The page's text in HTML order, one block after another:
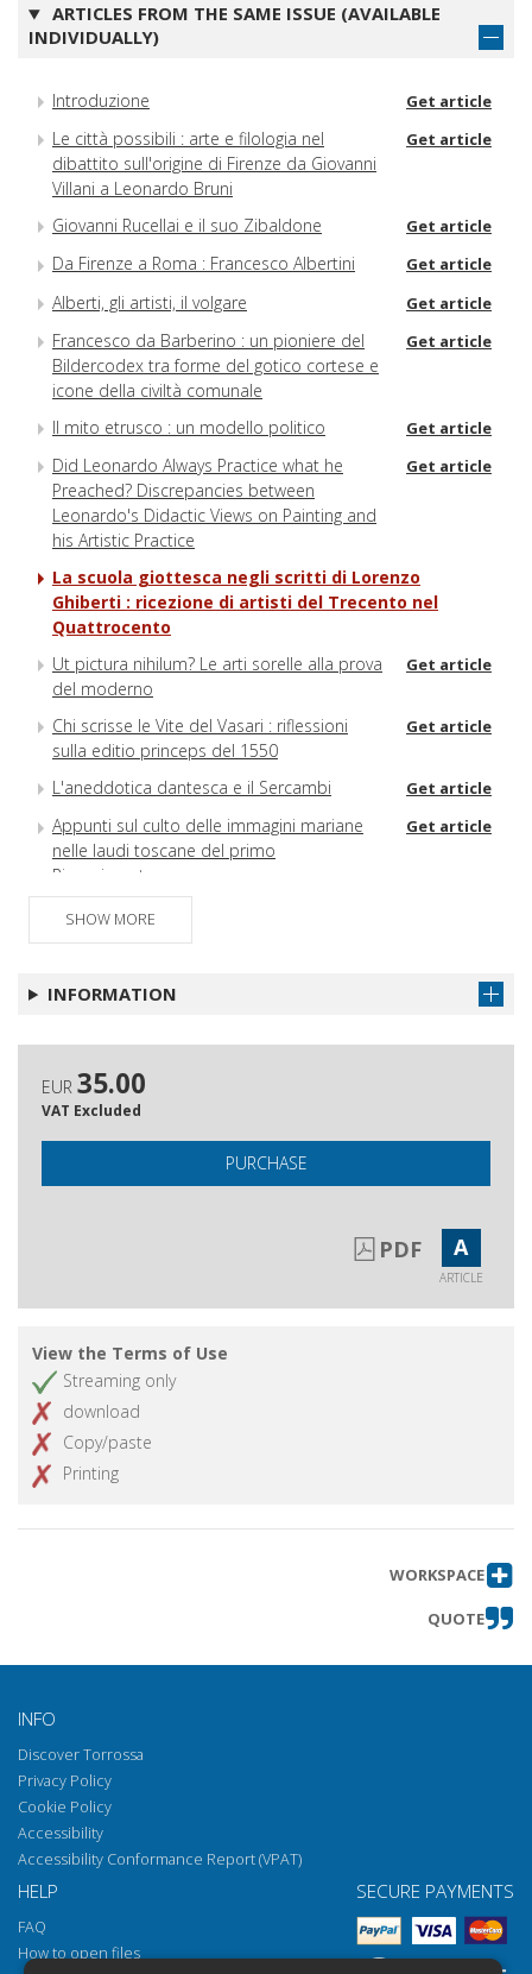
ARTICLES FROM THE SAME ISSUE (AVAILABLE
INDIVIDUALLY)
Introduzione Get article
Le città possibili : arte e filologia nel
dibattito sull'origine di Firenze da Giovanni
Villani a Leonardo Bruni
Get article
Giovanni Rucellai e il suo Zibaldone Get article
Da Firenze a Roma : Francesco Albertini Get article
Alberti, gli artisti, il volgare Get article
Francesco da Barberino : un pioniere del
Bildercodex tra forme del gotico cortese e
icone della civiltà comunale
Get article
Il mito etrusco : un modello politico Get article
Did Leonardo Always Practice what he
Preached? Discrepancies between
Leonardo's Didactic Views on Painting and
his Artistic Practice
Get article
La scuola giottesca negli scritti di Lorenzo
Ghiberti : ricezione di artisti del Trecento nel
Quattrocento
Ut pictura nihilum? Le arti sorelle alla prova
del moderno
Get article
Chi scrisse le Vite del Vasari : riflessioni
sulla editio princeps del 1550
Get article
L'aneddotica dantesca e il Sercambi Get article
Appunti sul culto delle immagini mariane
nelle laudi toscane del primo
Rinascimento
Get article
SHOW MORE
INFORMATION
EUR 35.00
VAT Excluded
PURCHASE
PDF A
ARTICLE
View the Terms of Use
Streaming only
download
Copy/paste
Printing
WORKSPACE
QUOTE
INFO
Discover Torrossa
Privacy Policy
Cookie Policy
Accessibility
Accessibility Conformance Report (VPAT)
HELP
FAQ
How to open files
SECURE PAYMENTS